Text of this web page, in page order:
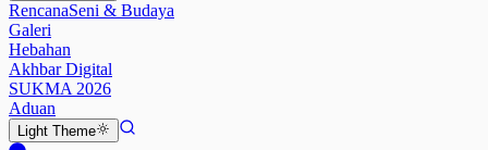
RencanaSeni & Budaya
Galeri
Hebahan
Akhbar Digital
SUKMA 2026
Aduan
Light Theme